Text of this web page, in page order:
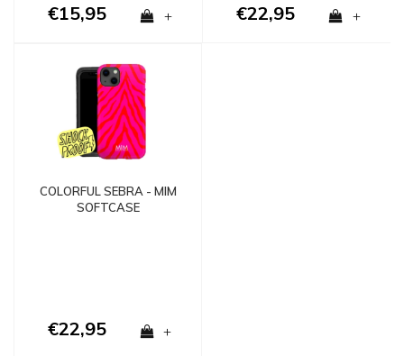
€15,95 + €22,95 +
COLORFUL SEBRA - MIM
SOFTCASE
€22,95 +